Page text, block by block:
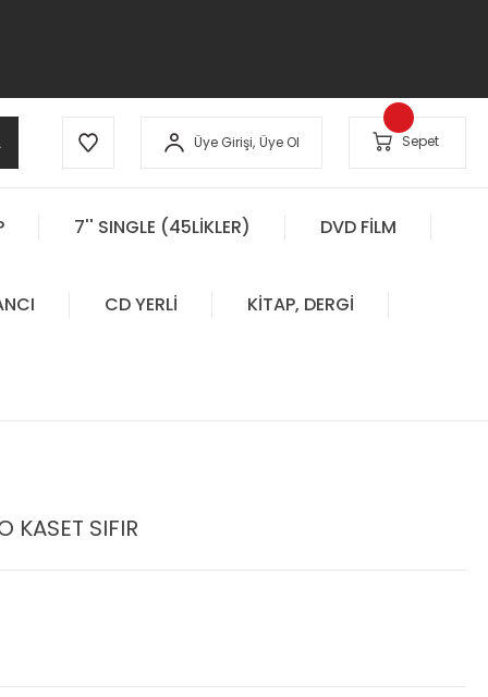
Üye Girişi, Üye Ol Sepet
7'' SINGLE (45LİKLER) DVD FİLM
CD YERLİ KİTAP, DERGİ
KASET SIFIR